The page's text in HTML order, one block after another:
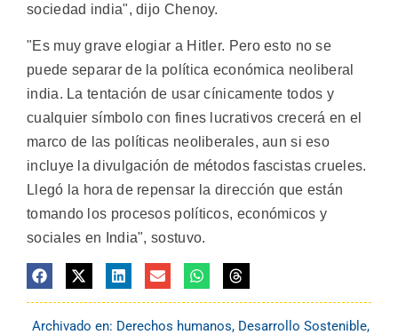
sociedad india", dijo Chenoy.
"Es muy grave elogiar a Hitler. Pero esto no se
puede separar de la política económica neoliberal
india. La tentación de usar cínicamente todos y
cualquier símbolo con fines lucrativos crecerá en el
marco de las políticas neoliberales, aun si eso
incluye la divulgación de métodos fascistas crueles.
Llegó la hora de repensar la dirección que están
tomando los procesos políticos, económicos y
sociales en India", sostuvo.
Archivado en: Derechos humanos, Desarrollo Sostenible,